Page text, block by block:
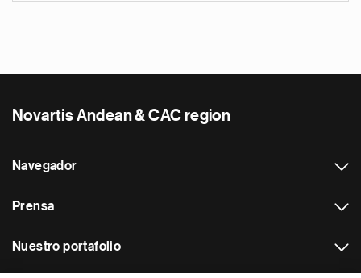
Novartis Andean & CAC region
Navegador
Prensa
Nuestro portafolio